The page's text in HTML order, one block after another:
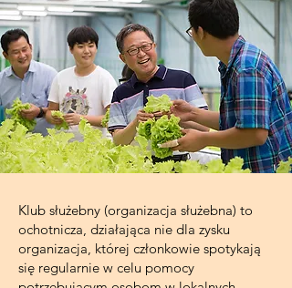
Klub służebny (organizacja służebna) to
ochotnicza, działająca nie dla zysku
organizacja, której członkowie spotykają
się regularnie w celu pomocy